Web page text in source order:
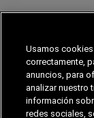
DODGE
©2026 FCA EE. UU.
registradas de FCA US
Usamos
correctamente,
anuncios, para
analizar nuestro
información
redes sociales,